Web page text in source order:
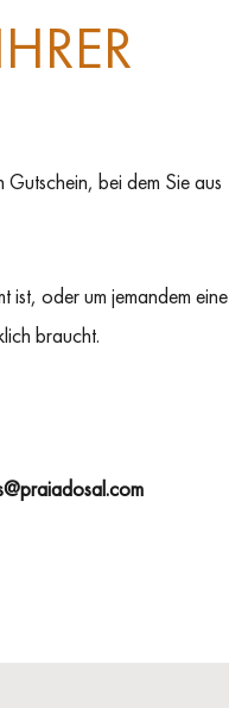
Gutschein, bei dem Sie aus
ist, oder um jemandem eine
braucht.